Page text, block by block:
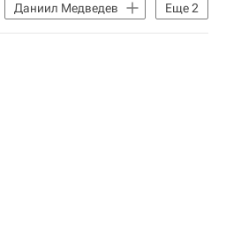
Еще2
Даниил Медведев
Алькарас